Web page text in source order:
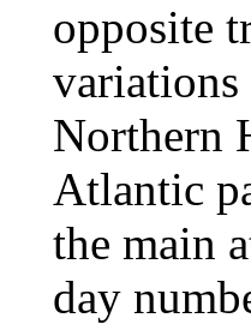
opposite
Northern
Atlantic
the main
day